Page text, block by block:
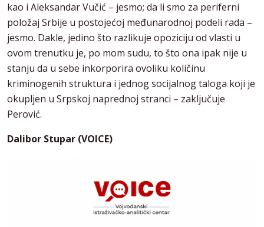
kao i Aleksandar Vučić – jesmo; da li smo za periferni
položaj Srbije u postojećoj međunarodnoj podeli rada –
jesmo. Dakle, jedino što razlikuje opoziciju od vlasti u
ovom trenutku je, po mom sudu, to što ona ipak nije u
stanju da u sebe inkorporira ovoliku količinu
kriminogenih struktura i jednog socijalnog taloga koji je
okupljen u Srpskoj naprednoj stranci – zaključuje
Perović.
Dalibor Stupar (VOICE)